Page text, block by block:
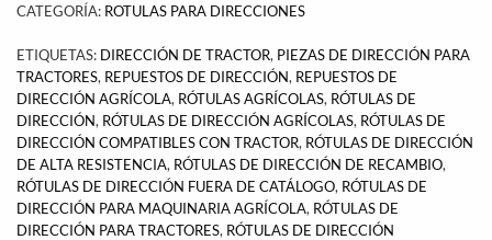
CATEGORÍA: ROTULAS PARA DIRECCIONES
ETIQUETAS: DIRECCIÓN DE TRACTOR, PIEZAS DE DIRECCIÓN PARA
TRACTORES, REPUESTOS DE DIRECCIÓN, REPUESTOS DE
DIRECCIÓN AGRÍCOLA, RÓTULAS AGRÍCOLAS, RÓTULAS DE
DIRECCIÓN, RÓTULAS DE DIRECCIÓN AGRÍCOLAS, RÓTULAS DE
DIRECCIÓN COMPATIBLES CON TRACTOR, RÓTULAS DE DIRECCIÓN
DE ALTA RESISTENCIA, RÓTULAS DE DIRECCIÓN DE RECAMBIO,
RÓTULAS DE DIRECCIÓN FUERA DE CATÁLOGO, RÓTULAS DE
DIRECCIÓN PARA MAQUINARIA AGRÍCOLA, RÓTULAS DE
DIRECCIÓN PARA TRACTORES, RÓTULAS DE DIRECCIÓN